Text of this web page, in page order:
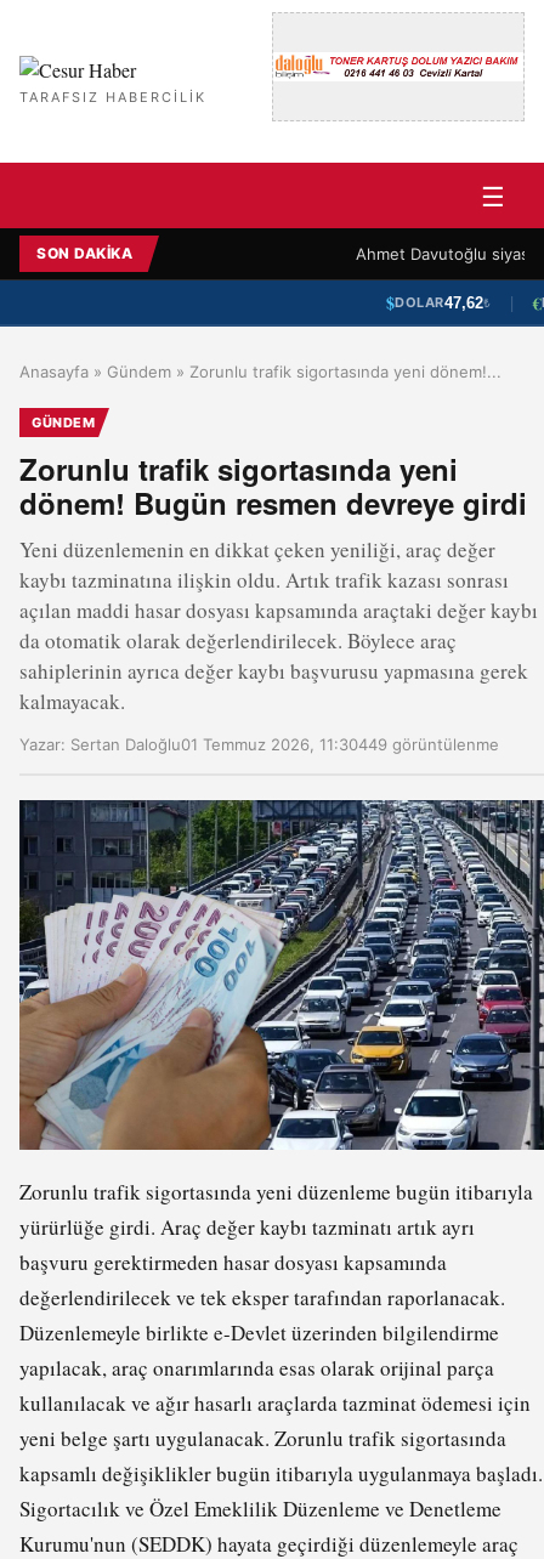
TARAFSIZ HABERCILIK
☰
SON DAKIKA Ahmet Davutoğlu siyaseti
DOLAR47,62₺
Anasayfa » Gündem » Zorunlu trafik sigortasında yeni dönem!...
GÜNDEM
Zorunlu trafik sigortasında yeni
dönem! Bugün resmen devreye girdi
Yeni düzenlemenin en dikkat çeken yeniliği, araç değer
kaybı tazminatına ilişkin oldu. Artık trafik kazası sonrası
açılan maddi hasar dosyası kapsamında araçtaki değer kaybı
da otomatik olarak değerlendirilecek. Böylece araç
sahiplerinin ayrıca değer kaybı başvurusu yapmasına gerek
kalmayacak.
Yazar: Sertan Daloğlu01 Temmuz 2026, 11:30449 görüntülenme
Zorunlu trafik sigortasında yeni düzenleme bugün itibarıyla
yürürlüğe girdi. Araç değer kaybı tazminatı artık ayrı
başvuru gerektirmeden hasar dosyası kapsamında
değerlendirilecek ve tek eksper tarafından raporlanacak.
Düzenlemeyle birlikte e-Devlet üzerinden bilgilendirme
yapılacak, araç onarımlarında esas olarak orijinal parça
kullanılacak ve ağır hasarlı araçlarda tazminat ödemesi için
yeni belge şartı uygulanacak. Zorunlu trafik sigortasında
kapsamlı değişiklikler bugün itibarıyla uygulanmaya başladı.
Sigortacılık ve Özel Emeklilik Düzenleme ve Denetleme
Kurumu'nun (SEDDK) hayata geçirdiği düzenlemeyle araç